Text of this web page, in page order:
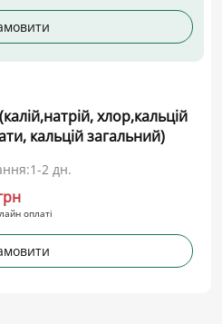
хлор,кальцій
кальцій загальний)
1-2 дн.
оплаті